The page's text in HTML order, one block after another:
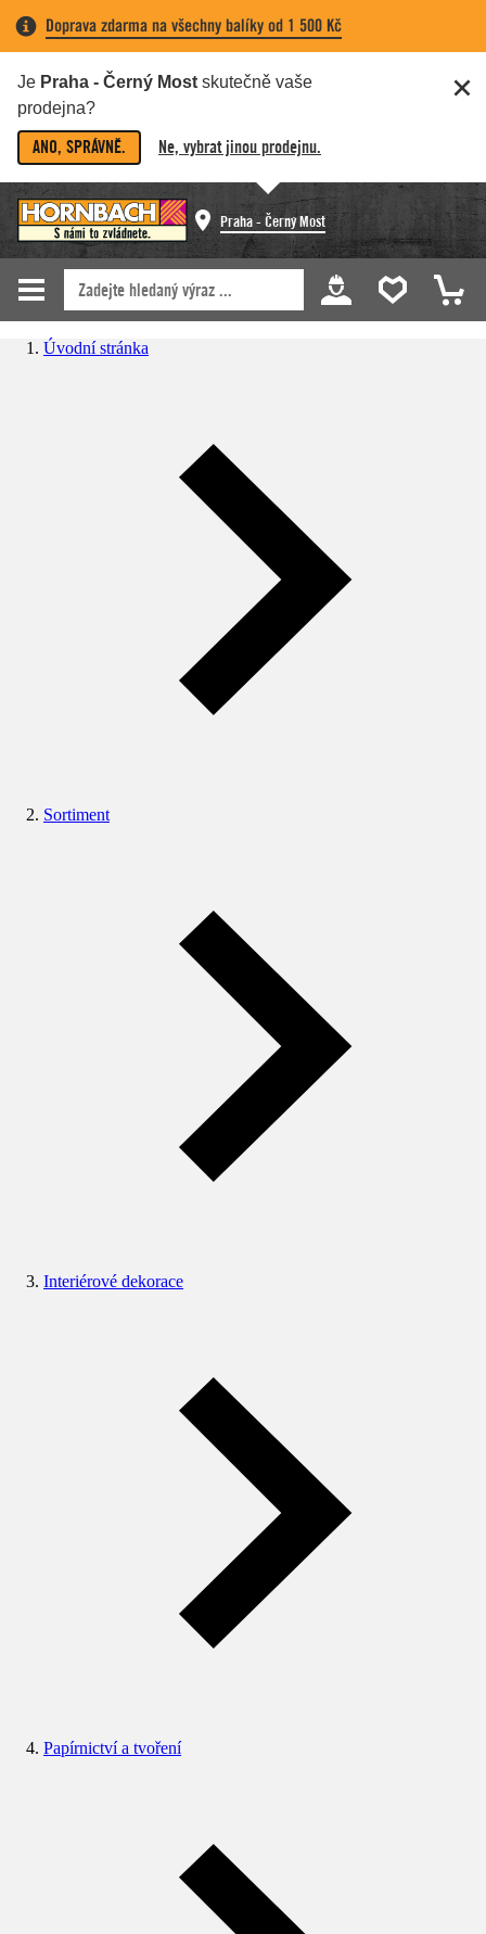
Doprava zdarma na všechny balíky od 1 500 Kč
Je Praha - Černý Most skutečně vaše
prodejna?
ANO, SPRÁVNĚ. Ne, vybrat jinou prodejnu.
Praha - Černý Most
Úvodní stránka
Sortiment
Interiérové dekorace
Papírnictví a tvoření